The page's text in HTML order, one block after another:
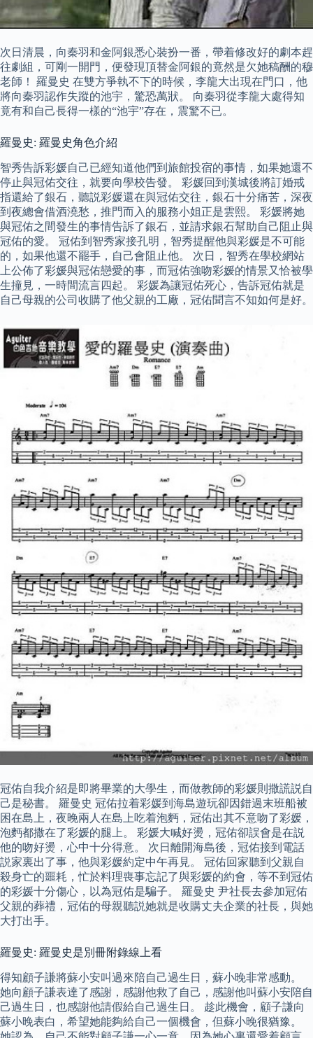
次日清晨，向秦羽和金阿銀悉心裝扮一番，帶着修改好的劇本趕
往劇組，可剛一開門，便發現頂替金阿銀的竟然是欠她稿酬的穆
老師！ 羅曼史 在雙方爭執不下的時候，李龍大出現在門口，他
將向秦羽認作失蹤的池宇，驚恐萬狀。 向秦羽從李龍大處得知
竟有和自己長得一樣的“池宇”存在，震驚不已。
羅曼史: 羅曼史角色介紹
智秀告訴彩媛自己已經知道他們到旅館投宿的事情，如果她還不
停止與冠佑交往，就要向學校告發。 彩媛回到漢城後將訂婚戒
指還給了銀石，聽説彩媛還在與冠佑交往，銀石十分痛苦，深夜
到夜總會借酒澆愁，推門而入的服務小姐正是雲熙。 彩媛將她
與冠佑之間發生的事情告訴了銀石，並請求銀石幫助自己阻止與
冠佑的愛。 冠佑到智秀家接孔明，智秀提醒他與彩媛是不可能
的，如果他還不罷手，自己會阻止他。 次日，智秀在學校網站
上公佈了彩媛與冠佑戀愛的事，而冠佑強吻彩媛的情景又恰被學
生撞見，一時間流言四起。 彩媛為讓冠佑死心，告訴冠佑就是
自己母親的公司收購了他父親的工廠，冠佑聞言不知如何是好。
冠佑自我介紹是即將畢業的大學生，而做教師的彩媛則撒謊説自
己是秘書。 羅曼史 冠佑拉着彩媛到海島遊玩卻因錯過末班船被
困在島上，夜晚兩人在島上吃着泡麪，冠佑出其不意吻了彩媛，
泡麪都撒在了彩媛的腿上。 彩媛大喊好燙，冠佑卻誤會是在説
他的吻好燙，心中十分得意。 次日離開海島後，冠佑接到電話
説家裏出了事，他與彩媛約定中午再見。 冠佑回家聽到父親自
殺身亡的噩耗，忙於料理喪事忘記了與彩媛的約會，等不到冠佑
的彩媛十分傷心，以為冠佑是騙子。 羅曼史 尹社長去參加冠佑
父親的葬禮，冠佑的母親聽説她就是收購丈夫企業的社長，與她
大打出手。
羅曼史: 羅曼史是別冊附錄線上看
得知顧子謙將蘇小安叫過來陪自己過生日，蘇小晚非常感動。
她向顧子謙表達了感謝，感謝他救了自己，感謝他叫蘇小安陪自
己過生日，也感謝他請假給自己過生日。 趁此機會，顧子謙向
蘇小晚表白，希望她能夠給自己一個機會，但蘇小晚很猶豫。